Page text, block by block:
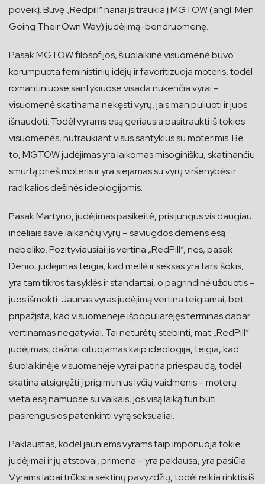
poveikį. Buvę „Redpill“ nariai įsitraukia į MGTOW (angl. Men
Going Their Own Way) judėjimą-bendruomenę.
Pasak MGTOW filosofijos, šiuolaikinė visuomenė buvo
korumpuota feministinių idėjų ir favoritizuoja moteris, todėl
romantiniuose santykiuose visada nukenčia vyrai –
visuomenė skatinama nekęsti vyrų, jais manipuliuoti ir juos
išnaudoti. Todėl vyrams esą geriausia pasitraukti iš tokios
visuomenės, nutraukiant visus santykius su moterimis. Be
to, MGTOW judėjimas yra laikomas misoginišku, skatinančiu
smurtą prieš moteris ir yra siejamas su vyrų viršenybės ir
radikalios dešinės ideologijomis.
Pasak Martyno, judėjimas pasikeitė, prisijungus vis daugiau
inceliais save laikančių vyrų – saviugdos dėmens esą
nebeliko. Pozityviausiai jis vertina „RedPill“, nes, pasak
Denio, judėjimas teigia, kad meilė ir seksas yra tarsi šokis,
yra tam tikros taisyklės ir standartai, o pagrindinė užduotis –
juos išmokti. Jaunas vyras judėjimą vertina teigiamai, bet
pripažįsta, kad visuomenėje išpopuliarėjęs terminas dabar
vertinamas negatyviai. Tai neturėtų stebinti, mat „RedPill“
judėjimas, dažnai cituojamas kaip ideologija, teigia, kad
šiuolaikinėje visuomenėje vyrai patiria priespaudą, todėl
skatina atsigręžti į prigimtinius lyčių vaidmenis – moterų
vieta esą namuose su vaikais, jos visą laiką turi būti
pasirengusios patenkinti vyrą seksualiai.
Paklaustas, kodėl jauniems vyrams taip imponuoja tokie
judėjimai ir jų atstovai, primena – yra paklausa, yra pasiūla.
Vyrams labai trūksta sektinų pavyzdžių, todėl reikia rinktis iš